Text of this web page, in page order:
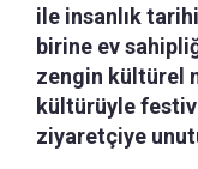
ile insanlık
birine ev
zengin kültürel
kültürüyle
ziyaretçiye